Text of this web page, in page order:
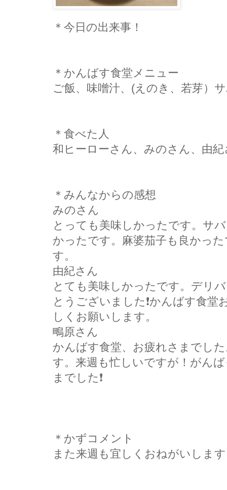
＊今日の出来事！
＊かんばす食堂メニュー
ご飯、味噌汁、(えのき、若芽）
＊食べた人
和ヒーローさん、みのさん、由
＊みんなからの感想
みのさん
とっても美味しかったです。サ
かったです。麻婆茄子も良かった
す。
由紀さん
とても美味しかったです。デリ
とうございました❗かんばす食
しくお願いします。
鴫原さん
かんばす食堂、お疲れさまでし
す。来週も忙しいですが！がん
までした❗
＊かずコメント
また来週も宜しくおねがいしま